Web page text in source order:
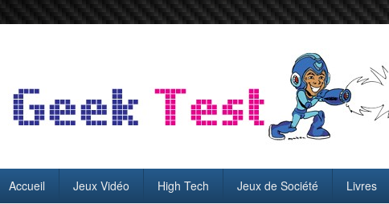
Accueil Jeux Vidéo High Tech Jeux de Société Livres